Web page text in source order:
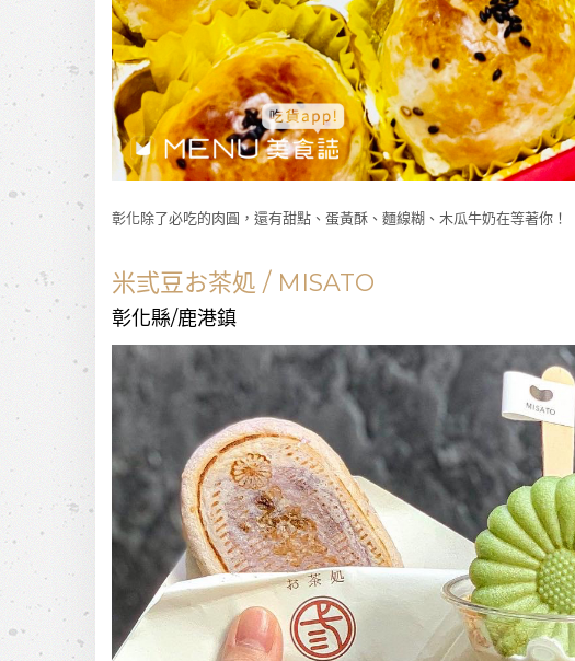
彰化除了必吃的肉圓，還有甜點、蛋黃酥、麵線糊、木瓜牛奶在等著你！
米弎豆お茶処 / MISATO
彰化縣/鹿港鎮